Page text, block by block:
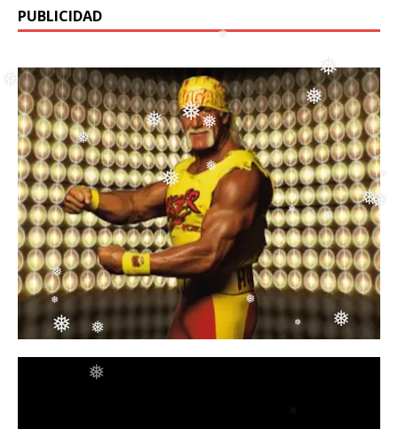
❅
❅
❅ ❅
❅ ❅
❅
❅
❅ ❅
❅ ❅
❅
❅
❅
PUBLICIDAD